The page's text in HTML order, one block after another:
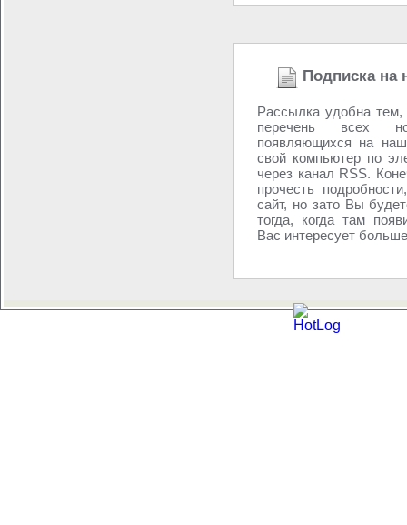
Подписка на
Рассылка удобна
перечень всех
появляющихся на
свой компьютер по
через канал RSS.
прочесть
сайт, но зато Вы
тогда, когда там
Вас интересует